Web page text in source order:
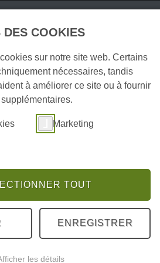
Attractions
DES COOKIES
sur notre site web. Certains
nécessaires, tandis
à améliorer ce site ou à fournir
Marketing
TOUT
ENREGISTRER
les détails